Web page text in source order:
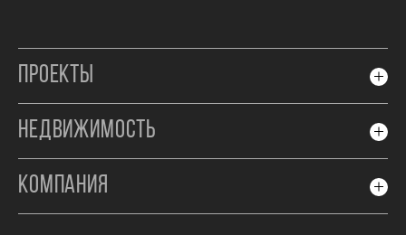
ПРОЕКТЫ
НЕДВИЖИМОСТЬ
КОМПАНИЯ